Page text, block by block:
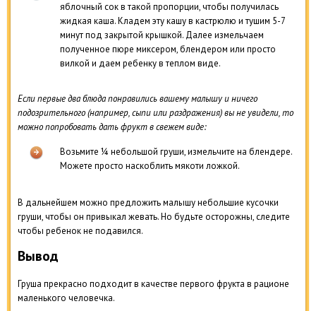
яблочный сок в такой пропорции, чтобы получилась
жидкая каша. Кладем эту кашу в кастрюлю и тушим 5-7
минут под закрытой крышкой. Далее измельчаем
полученное пюре миксером, блендером или просто
вилкой и даем ребенку в теплом виде.
Если первые два блюда понравились вашему малышу и ничего
подозрительного (например, сыпи или раздражения) вы не увидели, то
можно попробовать дать фрукт в свежем виде:
Возьмите ¼ небольшой груши, измельчите на блендере.
Можете просто наскоблить мякоти ложкой.
В дальнейшем можно предложить малышу небольшие кусочки
груши, чтобы он привыкал жевать. Но будьте осторожны, следите
чтобы ребенок не подавился.
Вывод
Груша прекрасно подходит в качестве первого фрукта в рационе
маленького человечка.